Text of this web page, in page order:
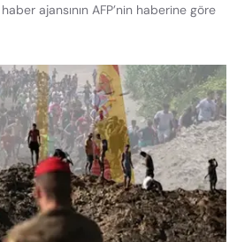
haber ajansının AFP’nin haberine göre